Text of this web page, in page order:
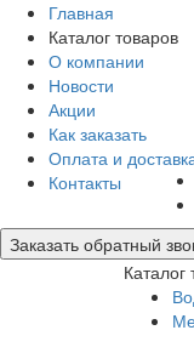
Главная
Каталог товаров
О компании
Новости
Акции
Как заказать
Оплата и
Контакты
Заказать обратный
Каталог